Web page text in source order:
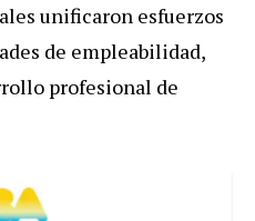
unificaron esfuerzos
de empleabilidad,
profesional de